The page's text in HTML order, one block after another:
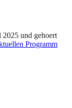
2025 und gehoert
Programm